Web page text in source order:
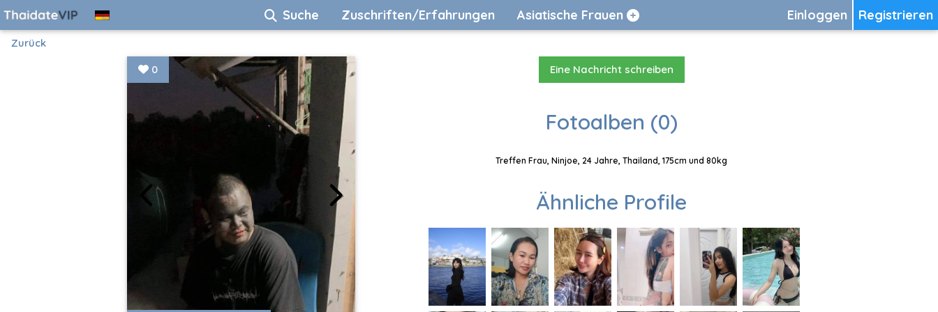
Registrieren
Einloggen
Suche Zuschriften/Erfahrungen Asiatische Frauen
Zurück
0
Eine Nachricht schreiben
Fotoalben (0)
Treffen Frau, Ninjoe, 24 Jahre, Thailand, 175cm und 80kg
Ähnliche Profile